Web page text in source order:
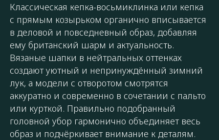
Классическая кепка-восьмиклинка или кепка
с прямым козырьком органично вписывается
в деловой и повседневный образ, добавляя
ему британский шарм и актуальность.
Вязаные шапки в нейтральных оттенках
создают уютный и непринуждённый зимний
лук, а модели с отворотом смотрятся
аккуратно и современно в сочетании с пальто
или курткой. Правильно подобранный
головной убор гармонично объединяет весь
образ и подчёркивает внимание к деталям.